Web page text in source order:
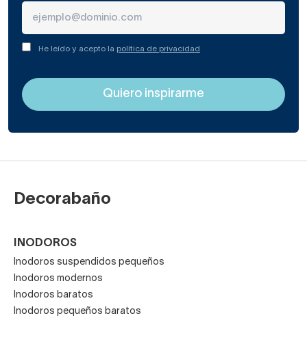
He leído y acepto la política de privacidad
Decorabaño
INODOROS
Inodoros suspendidos pequeños
Inodoros modernos
Inodoros baratos
Inodoros pequeños baratos